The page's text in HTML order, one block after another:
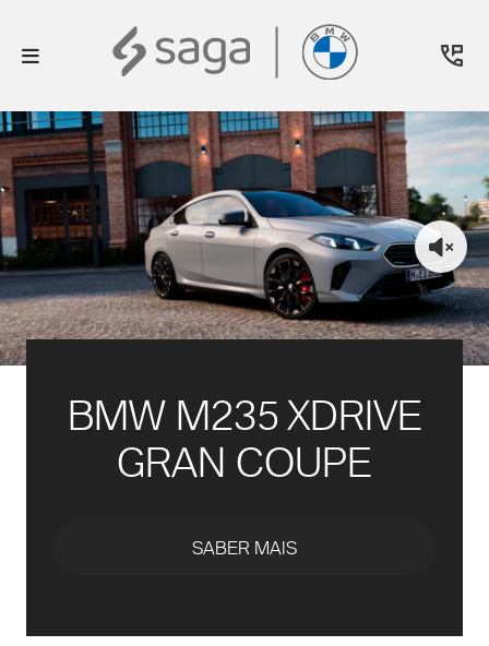
BMW M235 XDRIVE
GRAN COUPE
SABER MAIS